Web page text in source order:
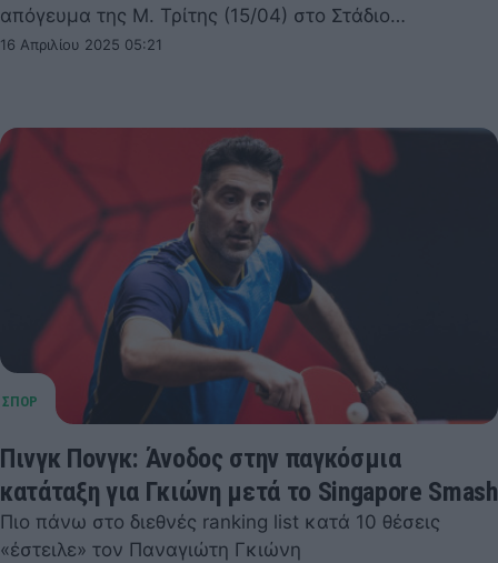
απόγευμα της Μ. Τρίτης (15/04) στο Στάδιο…
16 Απριλίου 2025 05:21
Πινγκ Πονγκ: Άνοδος στην παγκόσμια
κατάταξη για Γκιώνη μετά το Singapore Smash
Πιο πάνω στο διεθνές ranking list κατά 10 θέσεις
«έστειλε» τον Παναγιώτη Γκιώνη